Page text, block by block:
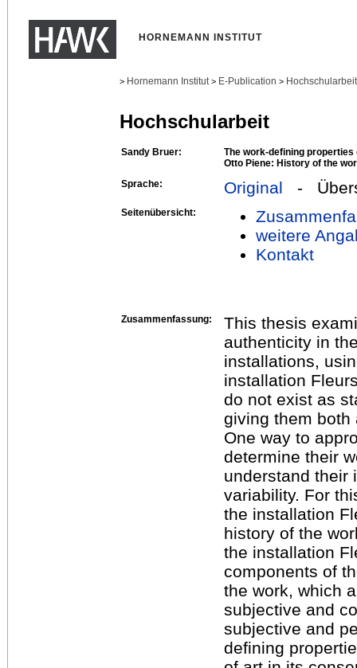
HORNEMANN INSTITUT
> Hornemann Institut > E-Publication >
Hochschularbeit
Sandy Bruer:
The work-defining
Otto Piene: History of the
Sprache:
Original -
Seitenübersicht:
weitere
Kontakt
Zusammenfassung:
This thesis
authenticity in
installations,
installation
do not exist as
giving them both
One way to
determine their
understand their
variability. For
the installation
history of the
the installation
components of
the work, which
subjective and
subjective and
defining